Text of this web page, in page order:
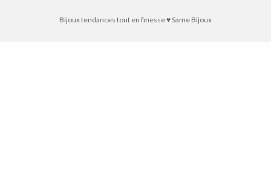
Bijoux tendances tout en finesse ♥ Same Bijoux